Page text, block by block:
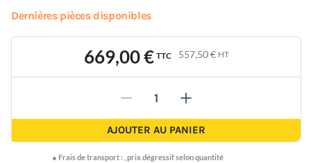
Dernières pièces disponibles
669,00 € TTC 557,50 € HT
- +
AJOUTER AU PANIER
● Frais de transport : prix dégressif selon quantité